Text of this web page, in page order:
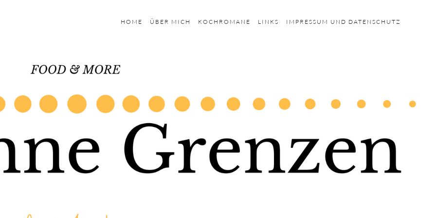
HOME ÜBER MICH KOCHROMANE LINKS IMPRESSUM UND DATENSCHUTZ